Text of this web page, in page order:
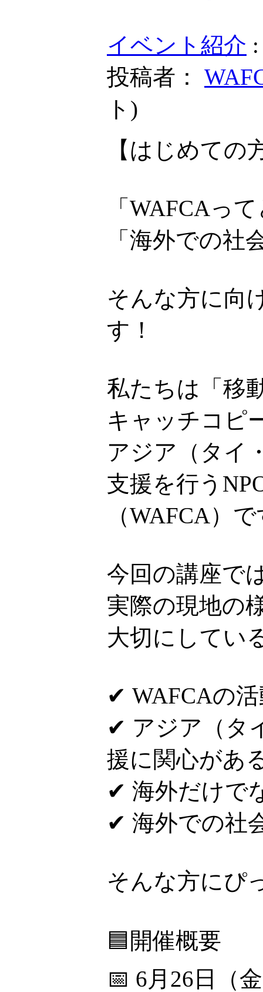
イベント紹介
投稿者：
ト )
【はじめての
「WAFCAっ
「海外での社
そんな方に向
す！
私たちは「移
キャッチコピ
アジア（タイ
支援を行う
（WAFCA）
今回の講座で
実際の現地の
大切にしてい
✔ WAFCAの
✔ アジア（タ
援に関心があ
✔ 海外だけで
✔ 海外での社
そんな方にぴ
🟦開催概要
📅 6月26日（